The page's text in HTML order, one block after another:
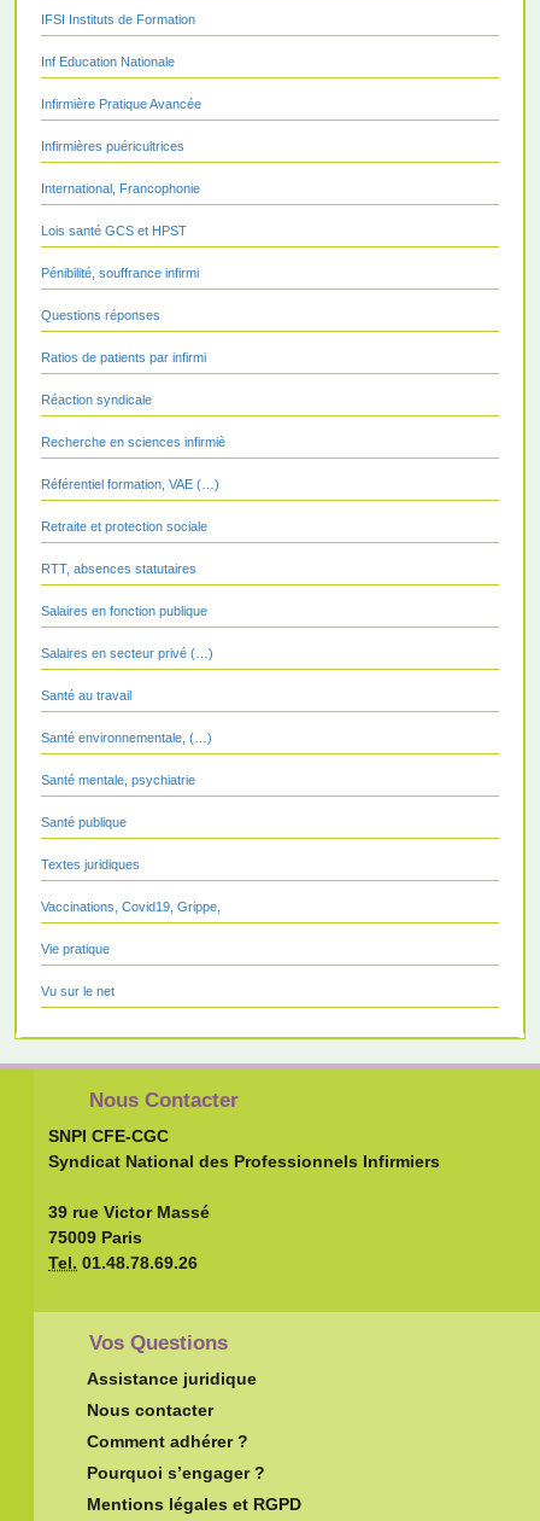
IFSI Instituts de Formation
Inf Education Nationale
Infirmière Pratique Avancée
Infirmières puéricultrices
International, Francophonie
Lois santé GCS et HPST
Pénibilité, souffrance infirmi
Questions réponses
Ratios de patients par infirmi
Réaction syndicale
Recherche en sciences infirmiè
Référentiel formation, VAE (…)
Retraite et protection sociale
RTT, absences statutaires
Salaires en fonction publique
Salaires en secteur privé (…)
Santé au travail
Santé environnementale, (…)
Santé mentale, psychiatrie
Santé publique
Textes juridiques
Vaccinations, Covid19, Grippe,
Vie pratique
Vu sur le net
Nous Contacter
SNPI CFE-CGC
Syndicat National des Professionnels Infirmiers
39 rue Victor Massé
75009 Paris
Tel. 01.48.78.69.26
Vos Questions
Assistance juridique
Nous contacter
Comment adhérer ?
Pourquoi s’engager ?
Mentions légales et RGPD